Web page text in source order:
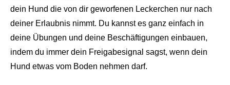
dein Hund die von dir geworfenen Leckerchen nur nach
deiner Erlaubnis nimmt. Du kannst es ganz einfach in
deine Übungen und deine Beschäftigungen einbauen,
indem du immer dein Freigabesignal sagst, wenn dein
Hund etwas vom Boden nehmen darf.